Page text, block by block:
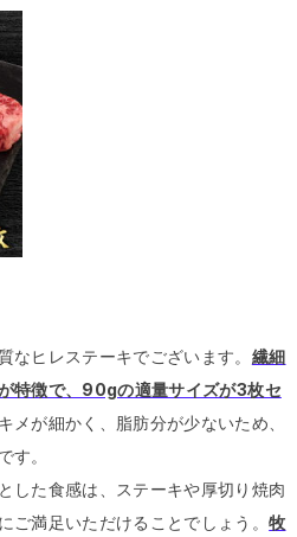
なヒレステーキでございます。 繊細
特徴で、90gの適量サイズが3枚セ
メが細かく、脂肪分が少ないため、
す。
した食感は、ステーキや厚切り焼肉
ご満足いただけることでしょう。牧